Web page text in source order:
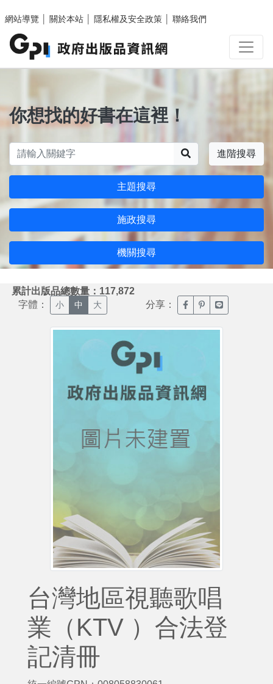
網站導覽
關於本站 隱私權及安全政策 聯絡我們
你想找的好書在這裡！
進階搜尋
主題搜尋
施政搜尋
機關搜尋
累計出版品總數量：117,872
字體： 小 中 大 分享： 臉書分享(另開新視窗)
噗浪分享(另開新
Line分享(另
台灣地區視聽歌唱
業（KTV ）合法登
記清冊